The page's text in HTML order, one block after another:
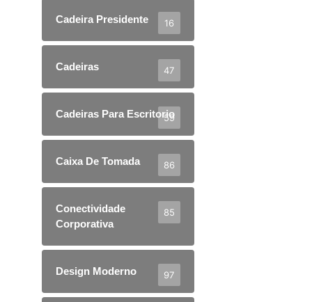
Cadeira Presidente 16
Cadeiras 47
Cadeiras Para Escritorio
59
Caixa De Tomada 86
Conectividade
Corporativa
85
Design Moderno 97